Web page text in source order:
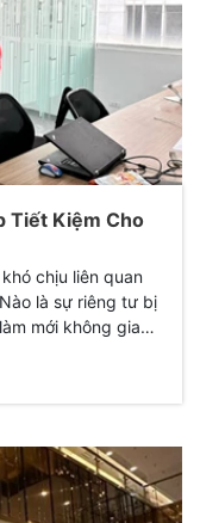
Tiết Kiệm Cho
chịu liên quan
là sự riêng tư bị
mới không gian
hiệu quả và